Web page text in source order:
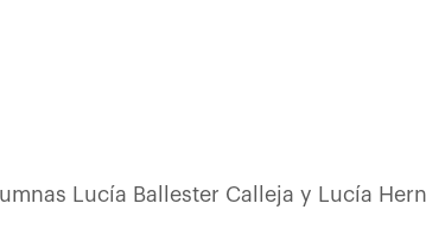
Lucía Ballester Calleja y Lucía